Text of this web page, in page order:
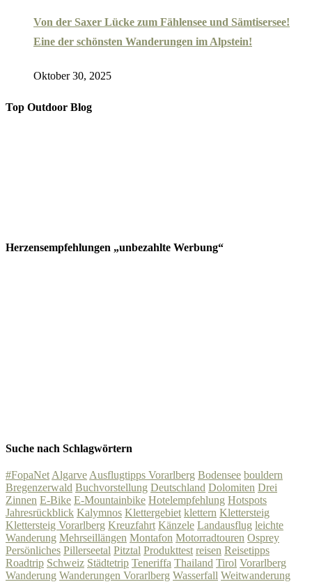
Von der Saxer Lücke zum Fählensee und Sämtisersee!
Eine der schönsten Wanderungen im Alpstein!
Oktober 30, 2025
Top Outdoor Blog
Herzensempfehlungen „unbezahlte Werbung“
Suche nach Schlagwörtern
#FopaNet Algarve Ausflugtipps Vorarlberg Bodensee bouldern
Bregenzerwald Buchvorstellung Deutschland Dolomiten Drei
Zinnen E-Bike E-Mountainbike Hotelempfehlung Hotspots
Jahresrückblick Kalymnos Klettergebiet klettern Klettersteig
Klettersteig Vorarlberg Kreuzfahrt Känzele Landausflug leichte
Wanderung Mehrseillängen Montafon Motorradtouren Osprey
Persönliches Pillerseetal Pitztal Produkttest reisen Reisetipps
Roadtrip Schweiz Städtetrip Teneriffa Thailand Tirol Vorarlberg
Wanderung Wanderungen Vorarlberg Wasserfall Weitwanderung